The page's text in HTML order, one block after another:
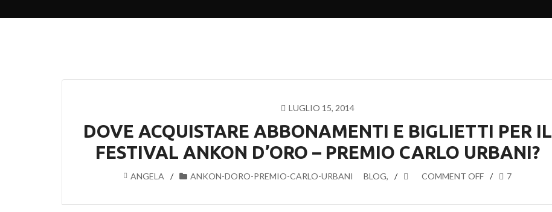
LUGLIO 15, 2014
DOVE ACQUISTARE ABBONAMENTI E BIGLIETTI PER IL
FESTIVAL ANKON D’ORO – PREMIO CARLO URBANI?
ANGELA ANKON-DORO-PREMIO-CARLO-URBANI ,
BLOG COMMENT OFF 7